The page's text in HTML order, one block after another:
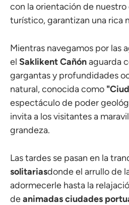
con la orientación de
turístico, garantizan una rica
Mientras navegamos por las
el SaklikentCañónaguarda
gargantas y profundidades
natural, conocida como
espectáculo de poder
invita a los visitantes a
grandeza.
Las tardes se pasan en la
solitariasdonde el arrullo de
adormecerle hasta la
deanimadas ciudades